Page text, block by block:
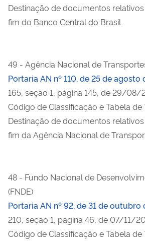
Destinação de documentos
fim do Banco Central do Brasil
49 - Agência Nacional de
Portaria AN nº 110, de 25 de agosto
165, seção 1, página 145, de 29/08/
Código de Classificação e Tabela
Destinação de documentos
fim da Agência Nacional de
48 - Fundo Nacional de
(FNDE)
Portaria AN nº 92, de 31 de outubro
210, seção 1, página 46, de 07/11/
Código de Classificação e Tabela